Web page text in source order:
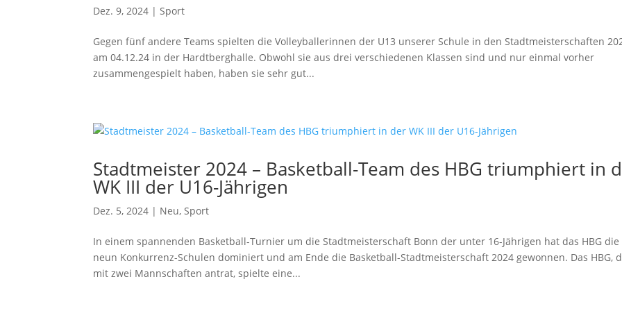
Dez. 9, 2024 |Sport
Gegen fünf andere Teams spielten die Volleyballerinnen der U13 unserer Schule in den Stadtmeisterschaften
am 04.12.24 in der Hardtberghalle. Obwohl sie aus drei verschiedenen Klassen sind und nur einmal vorher
zusammengespielt haben, haben sie sehr gut...
Stadtmeister 2024 – Basketball-Team des HBG triumphiert in
WK III der U16-Jährigen
Dez. 5, 2024 | Neu,Sport
In einem spannenden Basketball-Turnier um die Stadtmeisterschaft Bonn der unter 16-Jährigen hat das HBG die
neun Konkurrenz-Schulen dominiert und am Ende die Basketball-Stadtmeisterschaft 2024 gewonnen. Das HBG,
mit zwei Mannschaften antrat, spielte eine...